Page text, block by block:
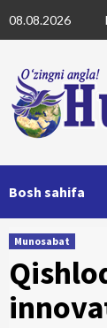
to
08.08.2026
Bosh sahifa
Munosabat